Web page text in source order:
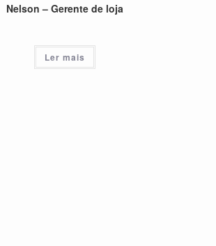
Nelson – Gerente de loja
Ler mais